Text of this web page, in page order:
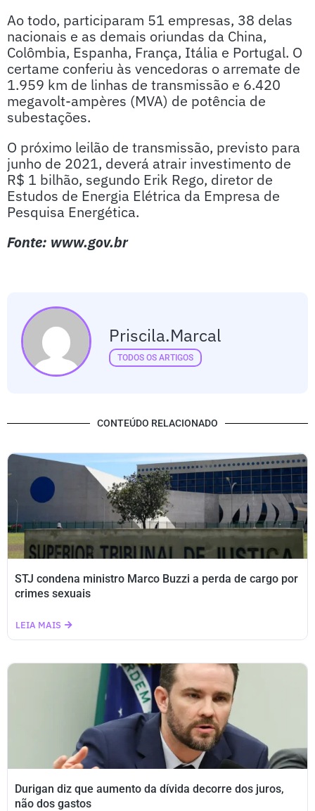
Ao todo, participaram 51 empresas, 38 delas
nacionais e as demais oriundas da China,
Colômbia, Espanha, França, Itália e Portugal. O
certame conferiu às vencedoras o arremate de
1.959 km de linhas de transmissão e 6.420
megavolt-ampères (MVA) de potência de
subestações.
O próximo leilão de transmissão, previsto para
junho de 2021, deverá atrair investimento de
R$ 1 bilhão, segundo Erik Rego, diretor de
Estudos de Energia Elétrica da Empresa de
Pesquisa Energética.
Fonte: www.gov.br
Priscila.marcal
TODOS OS ARTIGOS
CONTEÚDO RELACIONADO
STJ condena ministro Marco Buzzi a perda de cargo por
crimes sexuais
LEIA MAIS
Durigan diz que aumento da dívida decorre dos juros,
não dos gastos